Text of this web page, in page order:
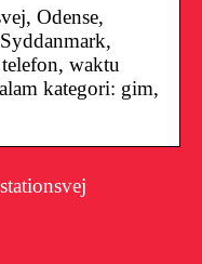
Odense,
waktu
kategori: gim,